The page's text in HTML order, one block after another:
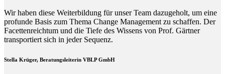
Wir haben diese Weiterbildung für unser Team dazugeholt, um eine
profunde Basis zum Thema Change Management zu schaffen. Der
Facettenreichtum und die Tiefe des Wissens von Prof. Gärtner
transportiert sich in jeder Sequenz.
Stella Krüger, Beratungsleiterin VBLP GmbH